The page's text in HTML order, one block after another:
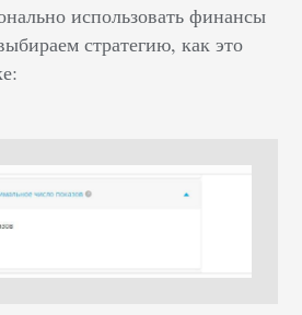
использовать финансы
стратегию, как это